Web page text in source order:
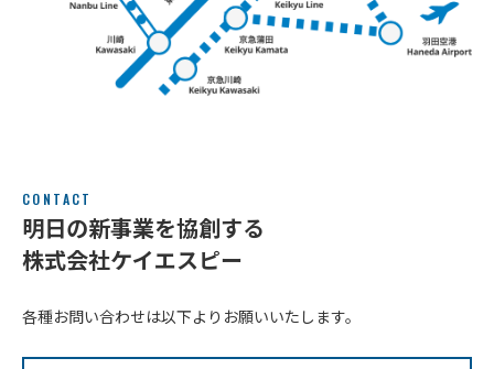
CONTACT
明日の新事業を協創する
株式会社ケイエスピー
各種お問い合わせは以下よりお願いいたします。